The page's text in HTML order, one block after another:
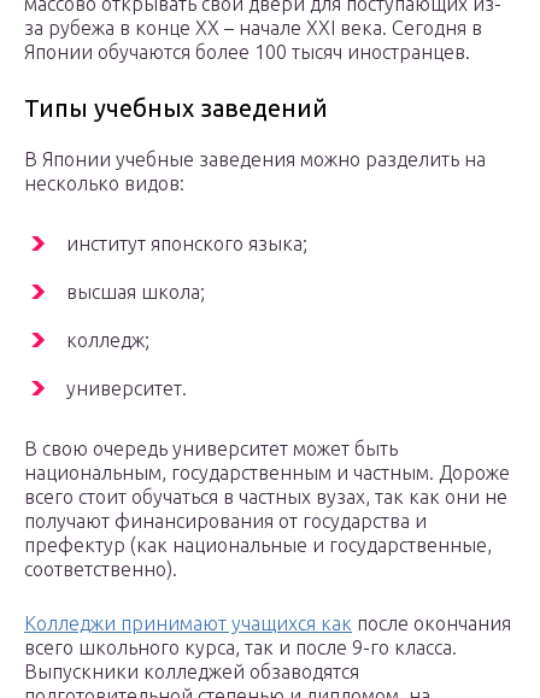
за рубежа в конце ХХ – начале XXI века. Сегодня в
Японии обучаются более 100 тысяч иностранцев.
Типы учебных заведений
В Японии учебные заведения можно разделить на
несколько видов:
институт японского языка;
высшая школа;
колледж;
университет.
В свою очередь университет может быть
национальным, государственным и частным. Дороже
всего стоит обучаться в частных вузах, так как они не
получают финансирования от государства и
префектур (как национальные и государственные,
соответственно).
Колледжи принимают учащихся как после окончания
всего школьного курса, так и после 9-го класса.
Выпускники колледжей обзаводятся